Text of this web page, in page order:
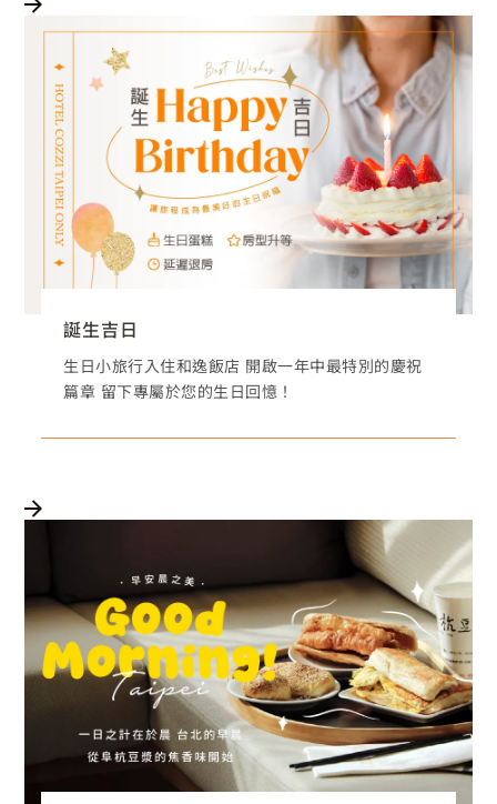
誕生吉日
生日小旅行入住和逸飯店 開啟一年中最特別的慶祝
篇章 留下專屬於您的生日回憶！